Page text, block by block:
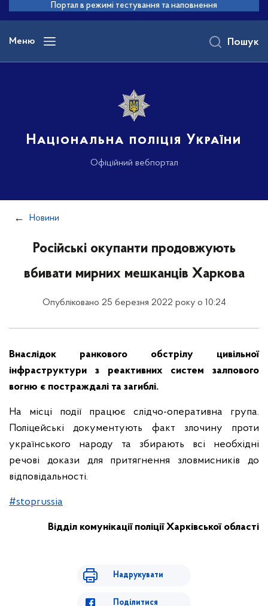
основного
вмісту
Портал в режимі тестування та наповнення
Меню
Національна поліція України
Офіційний вебпортал
Пошук
Новини
Російські окупанти продовжують
вбивати мирних мешканців Харкова
Опубліковано 25 березня 2022 року о 10:24
Внаслідок ранкового обстрілу цивільної
інфраструктури з реактивних систем залпового
вогню є постраждалі та загиблі.
На місці події працює слідчо-оперативна група.
Поліцейські документують факт злочину проти
українського народу та збирають всі необхідні
речові докази для притягнення зловмисників до
відповідальності.
#stoprussia
Відділ комунікації поліції Харківської області
Надрукувати
Поділитися